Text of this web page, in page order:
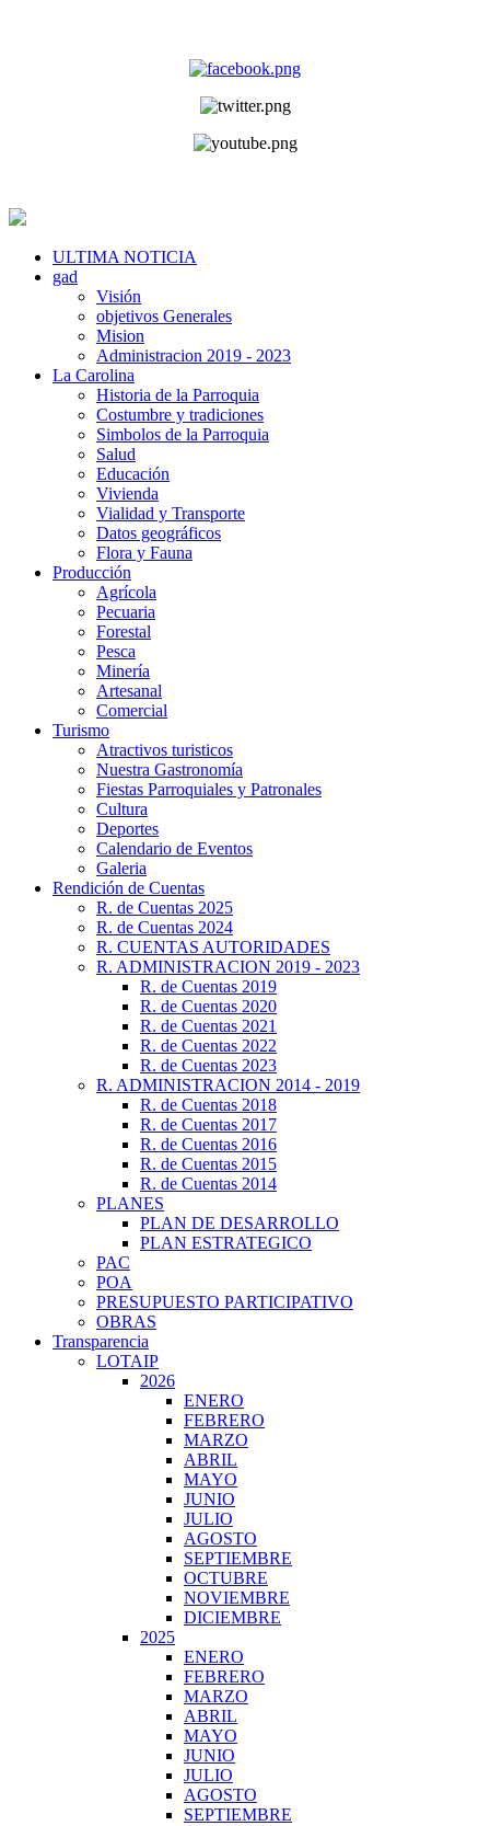
ULTIMA NOTICIA
gad
Visión
objetivos Generales
Mision
Administracion 2019 - 2023
La Carolina
Historia de la Parroquia
Costumbre y tradiciones
Simbolos de la Parroquia
Salud
Educación
Vivienda
Vialidad y Transporte
Datos geográficos
Flora y Fauna
Producción
Agrícola
Pecuaria
Forestal
Pesca
Minería
Artesanal
Comercial
Turismo
Atractivos turisticos
Nuestra Gastronomía
Fiestas Parroquiales y Patronales
Cultura
Deportes
Calendario de Eventos
Galeria
Rendición de Cuentas
R. de Cuentas 2025
R. de Cuentas 2024
R. CUENTAS AUTORIDADES
R. ADMINISTRACION 2019 - 2023
R. de Cuentas 2019
R. de Cuentas 2020
R. de Cuentas 2021
R. de Cuentas 2022
R. de Cuentas 2023
R. ADMINISTRACION 2014 - 2019
R. de Cuentas 2018
R. de Cuentas 2017
R. de Cuentas 2016
R. de Cuentas 2015
R. de Cuentas 2014
PLANES
PLAN DE DESARROLLO
PLAN ESTRATEGICO
PAC
POA
PRESUPUESTO PARTICIPATIVO
OBRAS
Transparencia
LOTAIP
2026
ENERO
FEBRERO
MARZO
ABRIL
MAYO
JUNIO
JULIO
AGOSTO
SEPTIEMBRE
OCTUBRE
NOVIEMBRE
DICIEMBRE
2025
ENERO
FEBRERO
MARZO
ABRIL
MAYO
JUNIO
JULIO
AGOSTO
SEPTIEMBRE